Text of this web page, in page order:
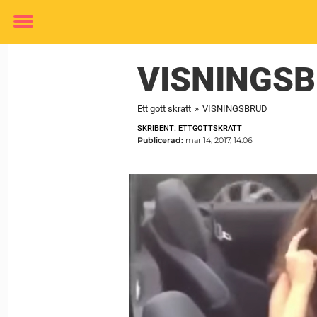
Toggle
Ett gott skratt » VISNINGSBRUD
SKRIBENT: ETTGOTTSKRATT
Publicerad: mar 14, 2017, 14:06